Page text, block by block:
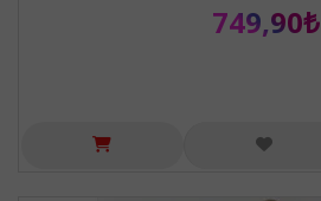
749,90₺